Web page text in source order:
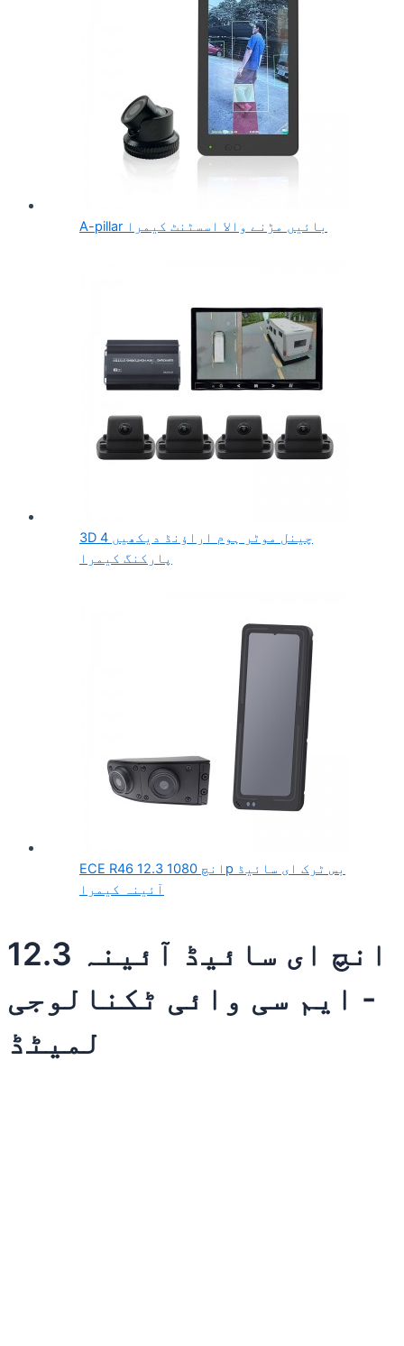
A-pillar بائیں مڑنے والا اسسٹنٹ کیمرا
3D 4 چینل موٹر ہوم اراؤنڈ دیکھیں
پارکنگ کیمرا
ECE R46 12.3 انچ 1080p بس ٹرک ای سائیڈ
آئینہ کیمرا
12.3 انچ ای سائیڈ آئینہ
- ایم سی وائی ٹکنالوجی
لمیٹڈ